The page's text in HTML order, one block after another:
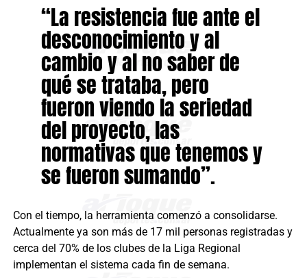
“La resistencia fue ante el
desconocimiento y al
cambio y al no saber de
qué se trataba, pero
fueron viendo la seriedad
del proyecto, las
normativas que tenemos y
se fueron sumando”.
Con el tiempo, la herramienta comenzó a consolidarse.
Actualmente ya son más de 17 mil personas registradas y
cerca del 70% de los clubes de la Liga Regional
implementan el sistema cada fin de semana.